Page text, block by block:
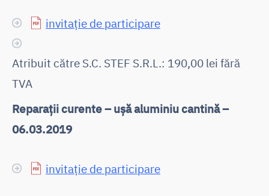
invitație de participare
Atribuit către S.C. STEF S.R.L.: 190,00 lei fără
TVA
Reparații curente – ușă aluminiu cantină –
06.03.2019
invitație de participare